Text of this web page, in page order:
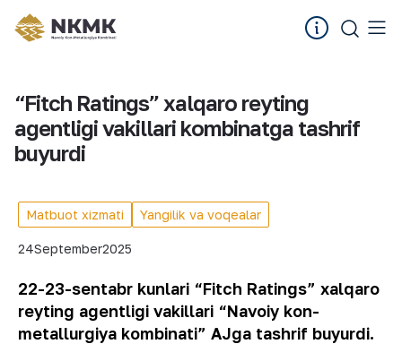
“Fitch Ratings” xalqaro reyting
agentligi vakillari kombinatga tashrif
buyurdi
Matbuot xizmati Yangilik va voqealar
24September2025
22-23-sentabr kunlari “Fitch Ratings” xalqaro
reyting agentligi vakillari “Navoiy kon-
metallurgiya kombinati” AJga tashrif buyurdi.